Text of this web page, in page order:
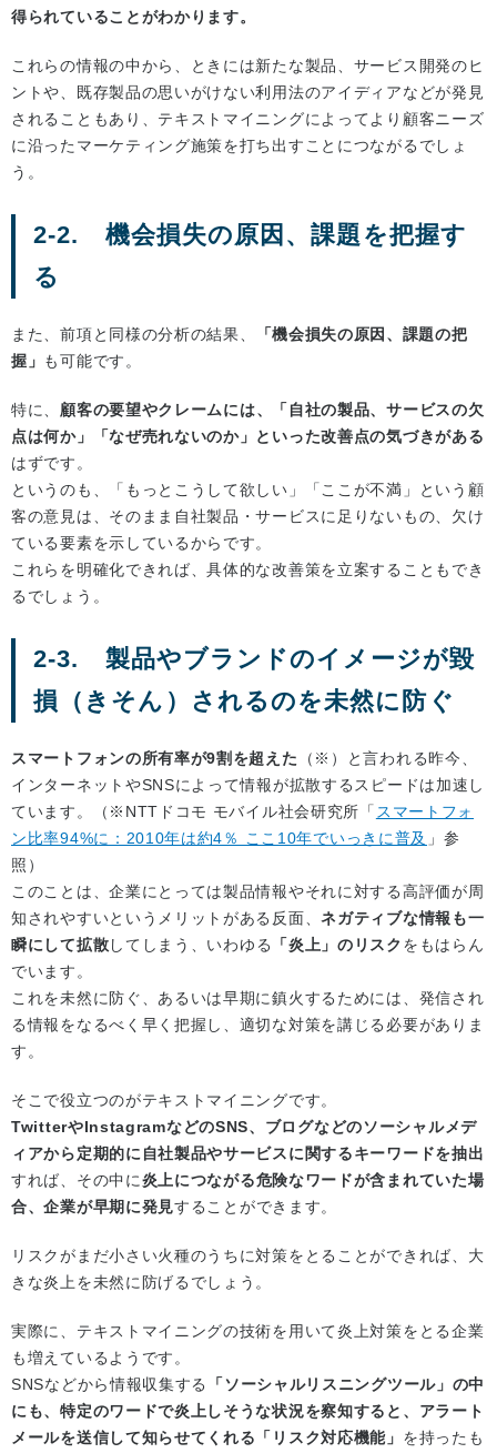
得られていることがわかります。
これらの情報の中から、ときには新たな製品、サービス開発のヒ
ントや、既存製品の思いがけない利用法のアイディアなどが発見
されることもあり、テキストマイニングによってより顧客ニーズ
に沿ったマーケティング施策を打ち出すことにつながるでしょ
う。
2-2. 機会損失の原因、課題を把握す
る
また、前項と同様の分析の結果、
「機会損失の原因、課題の把
握」 も可能です。
特に、 顧客の要望やクレームには、「自社の製品、サービスの欠
点は何か」「なぜ売れないのか」といった改善点の気づきがある
はずです。
というのも、「もっとこうして欲しい」「ここが不満」という顧
客の意見は、そのまま自社製品・サービスに足りないもの、欠け
ている要素を示しているからです。
これらを明確化できれば、具体的な改善策を立案することもでき
るでしょう。
2-3. 製品やブランドのイメージが毀
損（きそん）されるのを未然に防ぐ
スマートフォンの所有率が9割を超えた
（※）と言われる昨今、
インターネットやSNSによって情報が拡散するスピードは加速し
ています。（※NTTドコモ モバイル社会研究所「 スマートフォ
ン比率94%に：2010年は約4％ ここ10年でいっきに普及 」参
照）
このことは、企業にとっては製品情報やそれに対する高評価が周
知されやすいというメリットがある反面、ネガティブな情報も一
瞬にして拡散してしまう、いわゆる 「炎上」のリスク をもはらん
でいます。
これを未然に防ぐ、あるいは早期に鎮火するためには、発信され
る情報をなるべく早く把握し、適切な対策を講じる必要がありま
す。
そこで役立つのがテキストマイニングです。
TwitterやInstagramなどのSNS、ブログなどのソーシャルメデ
ィアから定期的に自社製品やサービスに関するキーワードを抽出
すれば、その中に炎上につながる危険なワードが含まれていた場
合、企業が早期に発見することができます。
リスクがまだ小さい火種のうちに対策をとることができれば、大
きな炎上を未然に防げるでしょう。
実際に、テキストマイニングの技術を用いて炎上対策をとる企業
も増えているようです。
SNSなどから情報収集する
「ソーシャルリスニングツール」の中
にも、特定のワードで炎上しそうな状況を察知すると、アラート
メールを送信して知らせてくれる「リスク対応機能」 を持ったも